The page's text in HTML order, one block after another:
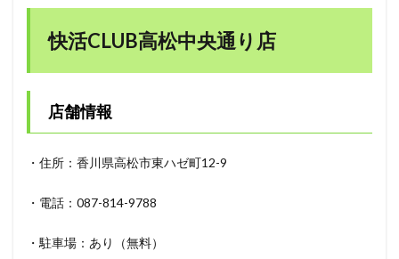
快活CLUB高松中央通り店
店舗情報
・住所：香川県高松市東ハゼ町12-9
・電話：087-814-9788
・駐車場：あり（無料）